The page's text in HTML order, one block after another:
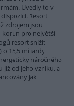
Uvedly to v
Resort
zdrojem jsou
korun pro největší
resort snížit
o 15,5 miliardy
náročného
již od jeho vzniku, a
jak